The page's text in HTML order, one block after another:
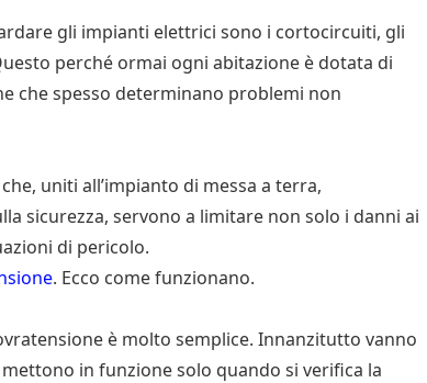
gli impianti elettrici sono i cortocircuiti, gli
perché ormai ogni abitazione è dotata di
che spesso determinano problemi non
uniti all’impianto di messa a terra,
sicurezza, servono a limitare non solo i danni ai
di pericolo.
. Ecco come funzionano.
è molto semplice. Innanzitutto vanno
in funzione solo quando si verifica la